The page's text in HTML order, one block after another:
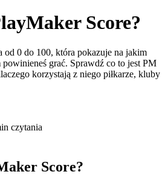
Score?
od 0 do 100, która pokazuje na jakim
grać. Sprawdź co to jest PM
korzystają z niego piłkarze, kluby
czytania
Score?